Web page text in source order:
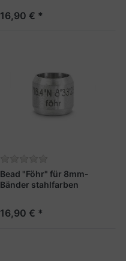
16,90 € *
Bead "Föhr" für 8mm-
Bänder stahlfarben
16,90 € *